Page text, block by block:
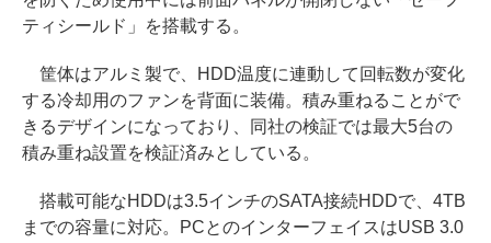
ティシールド」を搭載する。
筐体はアルミ製で、HDD温度に連動して回転数が変化
する冷却用のファンを背面に装備。積み重ねることがで
きるデザインになっており、同社の検証では最大5台の
積み重ね設置を検証済みとしている。
搭載可能なHDDは3.5インチのSATA接続HDDで、4TB
までの容量に対応。PCとのインターフェイスはUSB 3.0